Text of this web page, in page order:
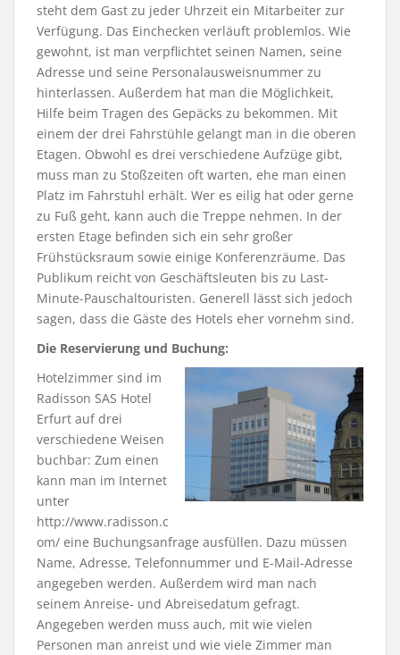
steht dem Gast zu jeder Uhrzeit ein Mitarbeiter zur
Verfügung. Das Einchecken verläuft problemlos. Wie
gewohnt, ist man verpflichtet seinen Namen, seine
Adresse und seine Personalausweisnummer zu
hinterlassen. Außerdem hat man die Möglichkeit,
Hilfe beim Tragen des Gepäcks zu bekommen. Mit
einem der drei Fahrstühle gelangt man in die oberen
Etagen. Obwohl es drei verschiedene Aufzüge gibt,
muss man zu Stoßzeiten oft warten, ehe man einen
Platz im Fahrstuhl erhält. Wer es eilig hat oder gerne
zu Fuß geht, kann auch die Treppe nehmen. In der
ersten Etage befinden sich ein sehr großer
Frühstücksraum sowie einige Konferenzräume. Das
Publikum reicht von Geschäftsleuten bis zu Last-
Minute-Pauschaltouristen. Generell lässt sich jedoch
sagen, dass die Gäste des Hotels eher vornehm sind.
Die Reservierung und Buchung:
Hotelzimmer sind im
Radisson SAS Hotel
Erfurt auf drei
verschiedene Weisen
buchbar: Zum einen
kann man im Internet
unter
http://www.radisson.c
om/ eine Buchungsanfrage ausfüllen. Dazu müssen
Name, Adresse, Telefonnummer und E-Mail-Adresse
angegeben werden. Außerdem wird man nach
seinem Anreise- und Abreisedatum gefragt.
Angegeben werden muss auch, mit wie vielen
Personen man anreist und wie viele Zimmer man